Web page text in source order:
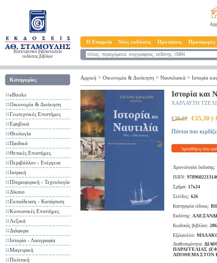
Ηλεκτρονικό βιβλιοπωλείο
εκδόσεις βιβλίων
Η Εταιρεία Νέες εκδόσεις Προτάσεις Προσφορές
Κατηγορίες
eBooks
Οικονομία & Διοίκηση
Γεωτεχνικές Επιστήμες
Εφηβικά
Θεολογία
Παιδικά
Θετικές Επιστήμες
Περιβάλλον - Ενέργεια
Ιατρική
Πληροφορική - Τεχνολογία
Δίκαιο
Εκπαίδευση - Κατάρτιση
Κοινωνικές Επιστήμες
Λεξικά
Διάφορα
Ιστορία - Λαογραφία
Μαγειρική
Πολιτική
Αρχική > Οικονομία & Διοίκηση > Ναυτιλιακά > Ιστορία
Ιστορία και
ΧΑΡΛΑΥΤΗ
€39,22 €35,30
Πόντοι που
προσθήκη στο
Χρονολογία έκδοσης:
ISBN:
Σχήμα: 17x24
Σελίδες: 626
Κατηγορία είδους:
Εκδότης:
Κωδικός βιβλίου:
Εξώφυλλο:
Διαθεσιμότητα:
ΠΑΡΑΓΓΕΛΙΑΣ
ΑΠΟΘΕΜΑ ΣΤΟΝ